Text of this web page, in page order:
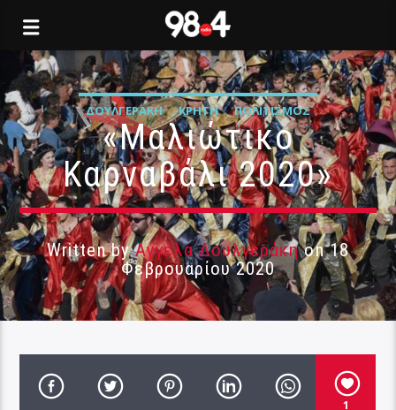
ΔΟΥΛΓΕΡΆΚΗ ΚΡΉΤΗ ΠΟΛΙΤΙΣΜΌΣ
«Μαλιώτικο
Καρναβάλι 2020»
Written byΑγγέλα Δουλγεράκηon 18
Φεβρουαρίου 2020
1